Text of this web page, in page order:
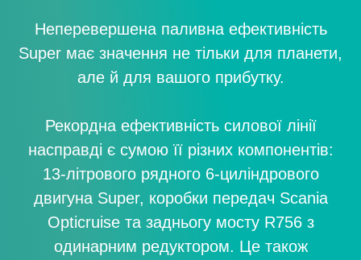
Неперевершена паливна ефективність
Super має значення не тільки для планети,
але й для вашого прибутку.
Рекордна ефективність силової лінії
насправді є сумою її різних компонентів:
13-літрового рядного 6-циліндрового
двигуна Super, коробки передач Scania
Opticruise та задньогу мосту R756 з
одинарним редуктором. Це також